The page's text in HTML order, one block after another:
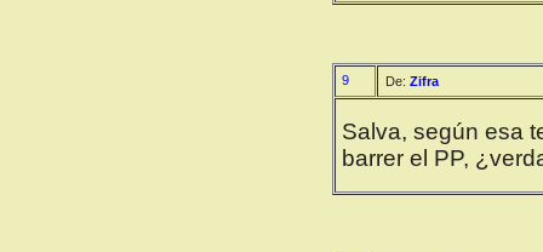
9 De: Zifra
Salva, según esa
barrer el PP,